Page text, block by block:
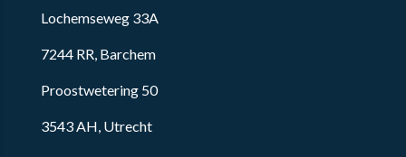
Lochemseweg 33A
7244 RR, Barchem
Proostwetering 50
3543 AH, Utrecht